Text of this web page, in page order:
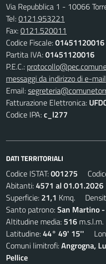
Via Repubblica 1 - 10066
Tel:0121.953221
Fax:0121.520011
Codice Fiscale:01451120016
Partita IVA:01451120016
P.E.C.:
messaggi da indirizzo di e-
Email:
Fatturazione Elettronica:
Codice IPA:c_l277
DATI TERRITORIALI
Codice ISTAT:001275
Abitanti:4571 al 01.01.2026
Superficie: 21,1 Kmq.
Santo patrono:San Martino
Altitudine media: 516 m.s.l.m.
Latitudine:44° 49' 15''
Comuni limitrofi:Angrogna,
Pellice